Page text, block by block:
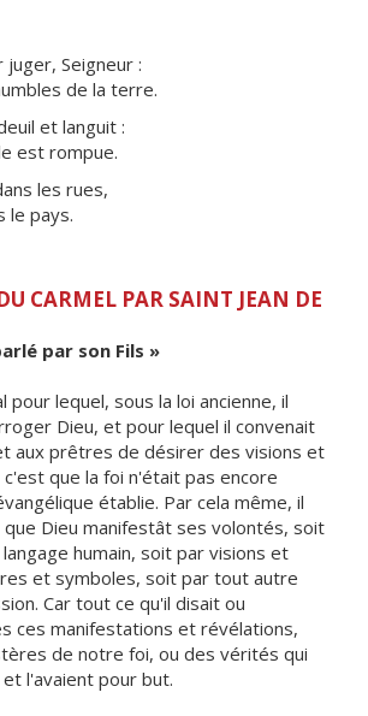
Seigneur :
de la terre.
et languit :
est rompue.
les rues,
le pays.
CARMEL PAR SAINT JEAN DE
par son Fils »
pour lequel, sous la loi ancienne, il
Dieu, et pour lequel il convenait
aux prêtres de désirer des visions et
que la foi n'était pas encore
établie. Par cela même, il
Dieu manifestât ses volontés, soit
humain, soit par visions et
et symboles, soit par tout autre
Car tout ce qu'il disait ou
ces manifestations et révélations,
de notre foi, ou des vérités qui
l'avaient pour but.